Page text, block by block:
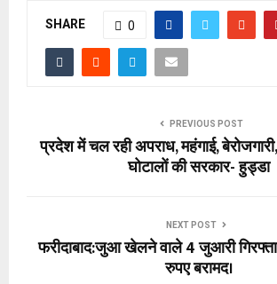
SHARE 0
PREVIOUS POST
प्रदेश में चल रही अपराध, महंगाई,
घोटालों की सरकार- हुड्डा
NEXT POST
फरीदाबाद:जुआ खेलने वाले 4 जुआरी
रुपए बरामद।